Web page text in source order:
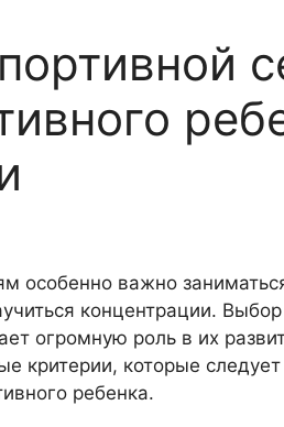
особенно важно
концентрации.
огромную роль в их
критерии, которые
ребенка.